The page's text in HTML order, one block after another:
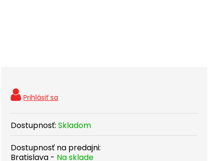
Dostupnosť: Skladom
Dostupnosť na predajni:
Bratislava - Na sklade